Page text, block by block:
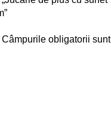
Câmpurile obligatorii sunt